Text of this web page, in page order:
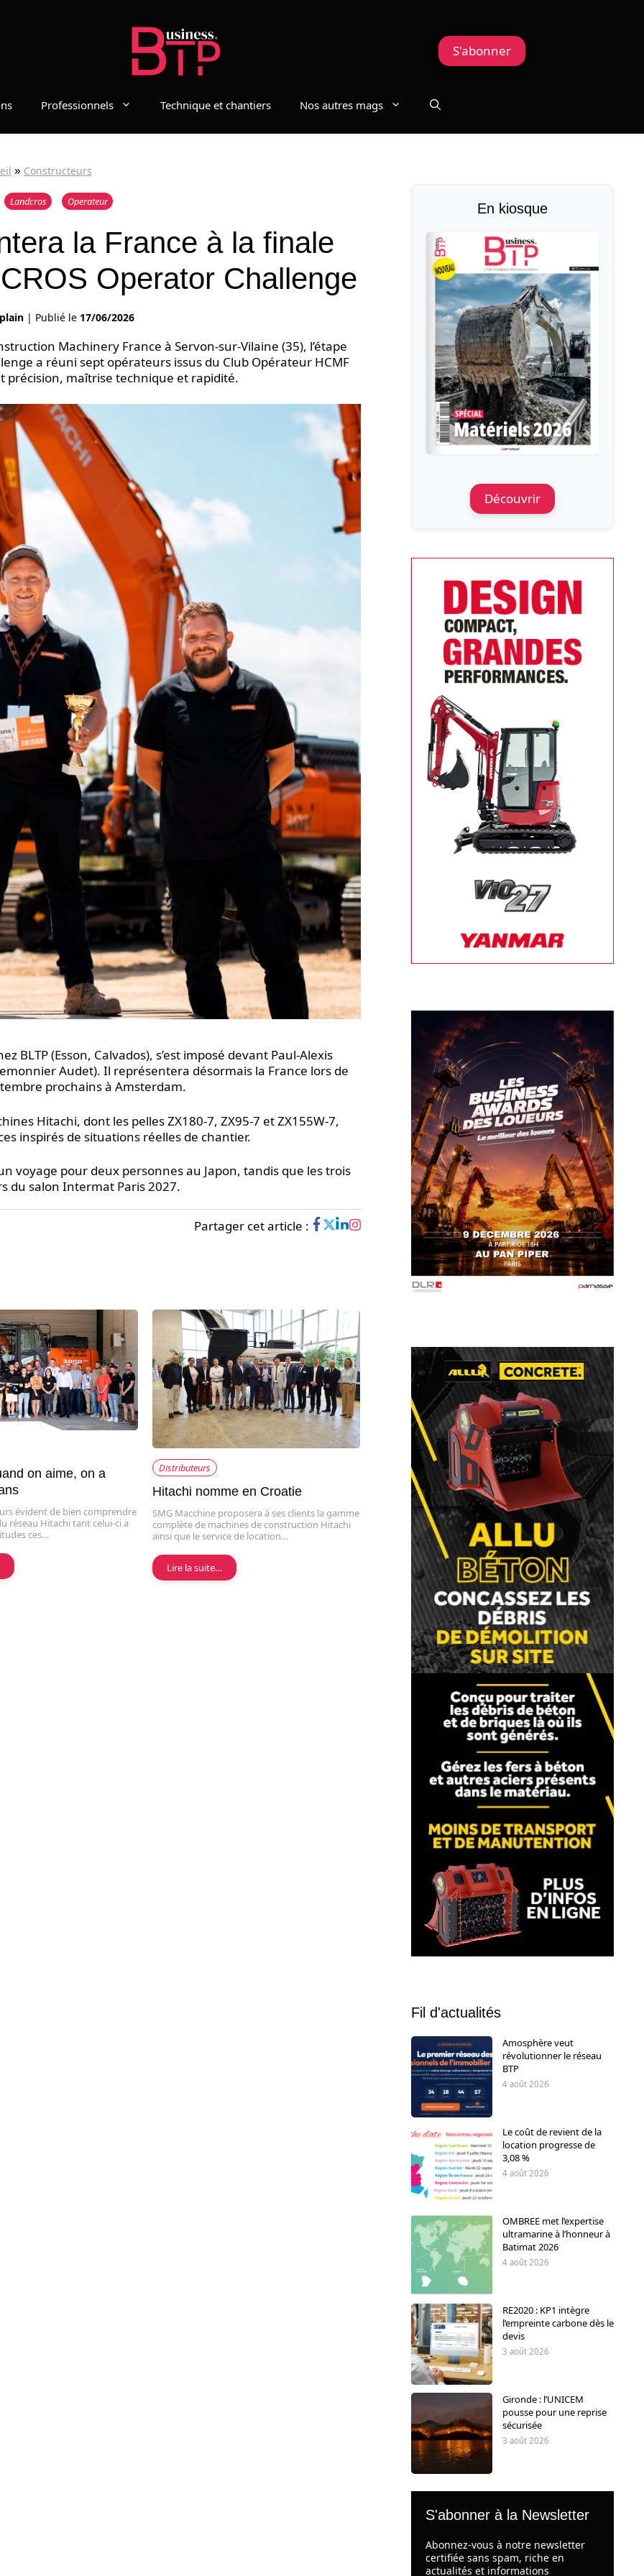
Professionnels Technique et chantiers Nos autres mags
S'abonner
» Constructeurs
Landcros Operateur
la France à la finale
Operator Challenge
| Publié le 17/06/2026
Machinery France à Servon-sur-Vilaine (35), l’étape
a réuni sept opérateurs issus du Club Opérateur HCMF
précision, maîtrise technique et rapidité.
BLTP (Esson, Calvados), s’est imposé devant Paul-Alexis
Audet). Il représentera désormais la France lors de
prochains à Amsterdam.
Hitachi, dont les pelles ZX180-7, ZX95-7 et ZX155W-7,
inspirés de situations réelles de chantier.
voyage pour deux personnes au Japon, tandis que les trois
du salon Intermat Paris 2027.
Partager cet article :
on aime, on a
évident de bien comprendre
réseau Hitachi tant celui-ci a
ces…
Distributeurs
Hitachi nomme en Croatie
SMG Macchine proposera à ses clients la gamme
complète de machines de construction Hitachi
ainsi que le service de location…
Lire la suite…
En kiosque
Découvrir
Fil d'actualités
Amosphère veut
révolutionner le réseau
BTP
4 août 2026
Le coût de revient de la
location progresse de
3,08 %
4 août 2026
OMBREE met l’expertise
ultramarine à l’honneur à
Batimat 2026
4 août 2026
RE2020 : KP1 intègre
l’empreinte carbone dès le
devis
3 août 2026
Gironde : l’UNICEM
pousse pour une reprise
sécurisée
3 août 2026
S'abonner à la Newsletter
Abonnez-vous à notre newsletter
certifiée sans spam, riche en
actualités et informations